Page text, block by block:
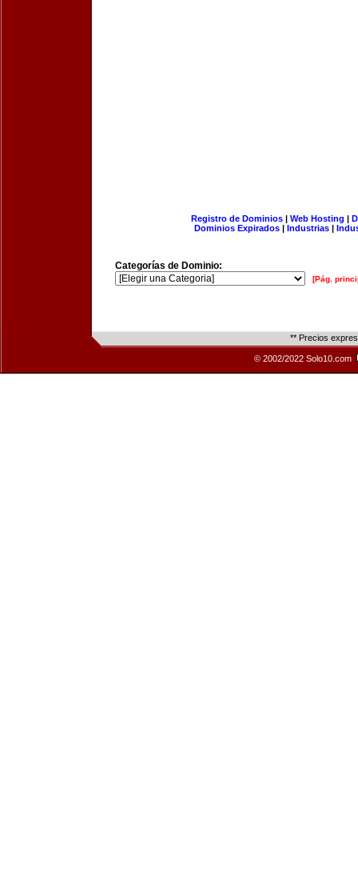
Registro de Dominios| Web Hosting |
Dominios Expirados | Industrias |
Categorías de Dominio:
[Pág.
** Precios
© 2002/2022 Solo10.com